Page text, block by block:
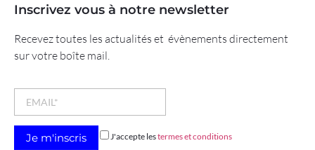
Inscrivez vous à notre newsletter
Recevez toutes les actualités et évènements directement
sur votre boîte mail.
J'accepte lestermes et conditions